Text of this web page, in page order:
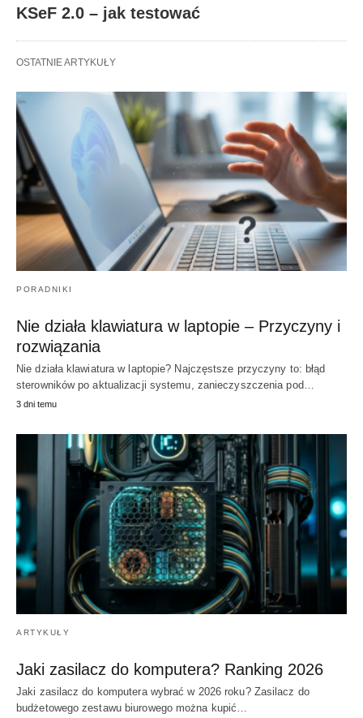
KSeF 2.0 – jak testować
OSTATNIE ARTYKUŁY
PORADNIKI
Nie działa klawiatura w laptopie – Przyczyny i
rozwiązania
Nie działa klawiatura w laptopie? Najczęstsze przyczyny to: błąd
sterowników po aktualizacji systemu, zanieczyszczenia pod…
3 dni temu
ARTYKUŁY
Jaki zasilacz do komputera? Ranking 2026
Jaki zasilacz do komputera wybrać w 2026 roku? Zasilacz do
budżetowego zestawu biurowego można kupić…